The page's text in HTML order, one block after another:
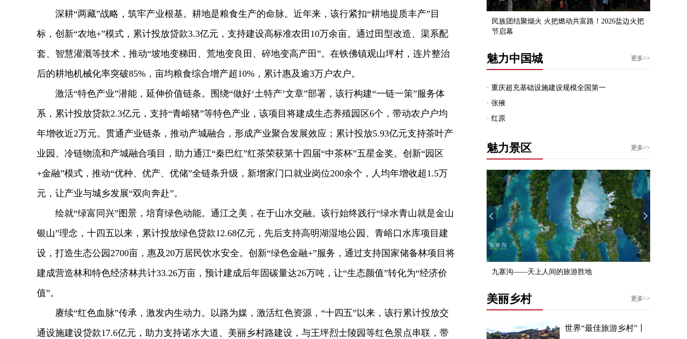
深耕“两藏”战略，筑牢产业根基。耕地是粮食生产的命脉。近年来，该行紧扣“耕地提质丰产”目
标，创新“农地+”模式，累计投放贷款3.3亿元，支持建设高标准农田10万余亩。通过田型改造、渠系配
套、智慧灌溉等技术，推动“坡地变梯田、荒地变良田、碎地变高产田”。在铁佛镇观山坪村，连片整治
后的耕地机械化率突破85%，亩均粮食综合增产超10%，累计惠及逾3万户农户。
激活“特色产业”潜能，延伸价值链条。围绕“做好‘土特产’文章”部署，该行构建“一链一策”服务体
系，累计投放贷款2.3亿元，支持“青峪猪”等特色产业，该项目将建成生态养殖园区6个，带动农户户均
年增收近2万元。贯通产业链条，推动产城融合，形成产业聚合发展效应；累计投放5.93亿元支持茶叶产
业园、冷链物流和产城融合项目，助力通江“秦巴红”红茶荣获第十四届“中茶杯”五星金奖。创新“园区
+金融”模式，推动“优种、优产、优储”全链条升级，新增家门口就业岗位200余个，人均年增收超1.5万
元，让产业与城乡发展“双向奔赴”。
绘就“绿富同兴”图景，培育绿色动能。通江之美，在于山水交融。该行始终践行“绿水青山就是金山
银山”理念，十四五以来，累计投放绿色贷款12.68亿元，先后支持高明湖湿地公园、青峪口水库项目建
设，打造生态公园2700亩，惠及20万居民饮水安全。创新“绿色金融+”服务，通过支持国家储备林项目将
建成营造林和特色经济林共计33.26万亩，预计建成后年固碳量达26万吨，让“生态颜值”转化为“经济价
值”。
赓续“红色血脉”传承，激发内生动力。以路为媒，激活红色资源，“十四五”以来，该行累计投放交
通设施建设贷款17.6亿元，助力支持诺水大道、美丽乡村路建设，与王坪烈士陵园等红色景点串联，带